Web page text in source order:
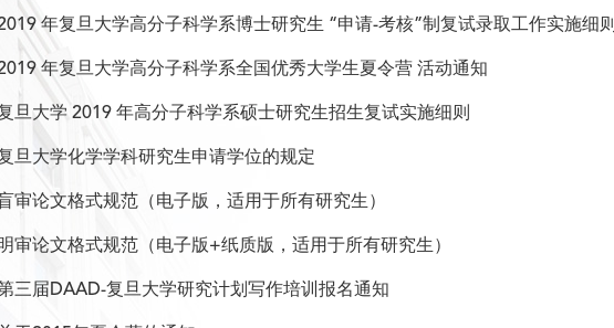
年复旦大学高分子科学系博士研究生 “申请-考核”制复试录取工作实施细则
年复旦大学高分子科学系全国优秀大学生夏令营 活动通知
旦大学 2019 年高分子科学系硕士研究生招生复试实施细则
旦大学化学学科研究生申请学位的规定
盲审论文格式规范（电子版，适用于所有研究生）
审论文格式规范（电子版+纸质版，适用于所有研究生）
三届DAAD-复旦大学研究计划写作培训报名通知